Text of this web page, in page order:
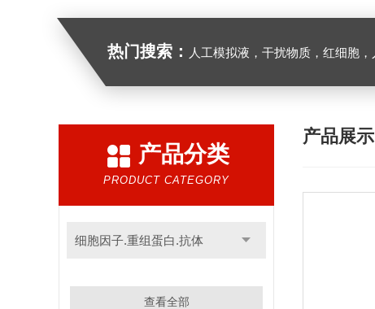
热门搜索： 人工模拟液，干扰物质，红细胞
产品分类
PRODUCT CATEGORY
细胞因子.重组蛋白.抗体
查看全部
产品展示